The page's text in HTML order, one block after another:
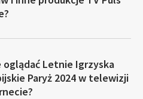
oglądać Letnie Igrzyska
Paryż 2024 w telewizji